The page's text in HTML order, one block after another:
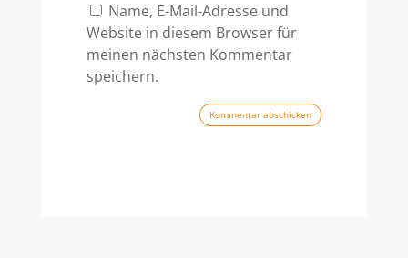
Name, E-Mail-Adresse und
Website in diesem Browser für
meinen nächsten Kommentar
speichern.
Kommentar abschicken